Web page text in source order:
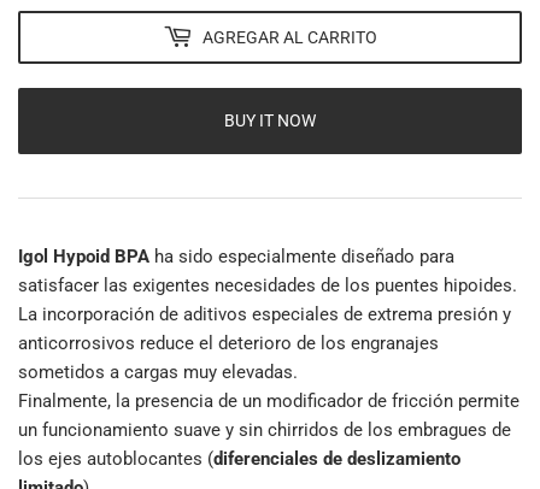
AGREGAR AL CARRITO
BUY IT NOW
Igol Hypoid BPA ha sido especialmente diseñado para
satisfacer las exigentes necesidades de los puentes hipoides.
La incorporación de aditivos especiales de extrema presión y
anticorrosivos reduce el deterioro de los engranajes
sometidos a cargas muy elevadas.
Finalmente, la presencia de un modificador de fricción permite
un funcionamiento suave y sin chirridos de los embragues de
los ejes autoblocantes (diferenciales de deslizamiento